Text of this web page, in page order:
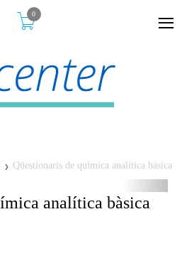
0
Qüestionaris de química analítica bàsica
analítica bàsica